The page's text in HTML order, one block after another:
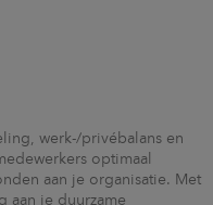
werk-/privébalans en
optimaal
aan je organisatie. Met
aan je duurzame